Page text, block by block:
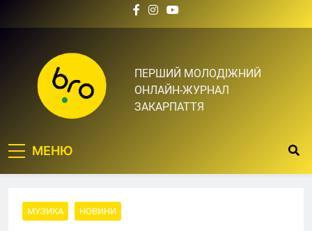
Bro.org.ua | BRO – ЦЕ
ТВІЙ БРО
ПЕРШИЙ МОЛОДІЖНИЙ
ОНЛАЙН-ЖУРНАЛ
ЗАКАРПАТТЯ
МЕНЮ
МУЗИКА НОВИНИ